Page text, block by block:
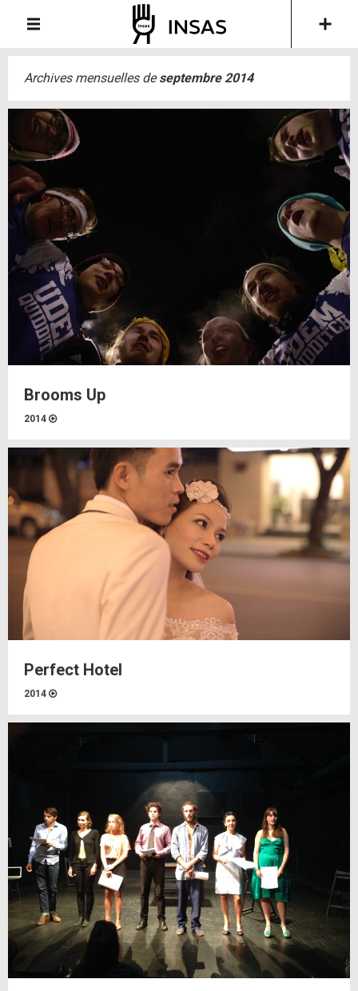
Archives mensuelles deseptembre 2014
Brooms Up
2014
Perfect Hotel
2014